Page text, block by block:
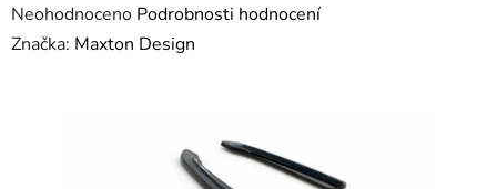
Průměrné
hodnocení
Neohodnoceno Podrobnosti hodnocení
Značka: Maxton Design